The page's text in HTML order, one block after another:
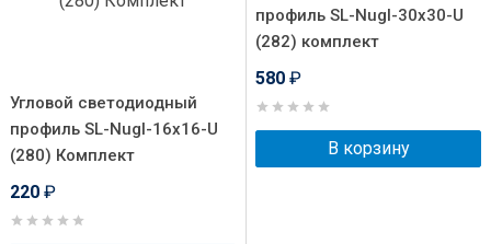
Угловой светодиодный
профиль SL-Nugl-16x16-U
(280) Комплект
220 ₽
профиль SL-Nugl-30x30-U
(282) комплект
580 ₽
В корзину